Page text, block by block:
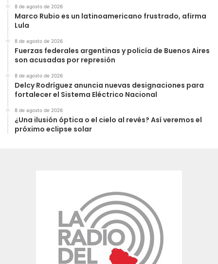
8 de agosto de 2026
Marco Rubio es un latinoamericano frustrado, afirma
Lula
8 de agosto de 2026
Fuerzas federales argentinas y policía de Buenos Aires
son acusadas por represión
8 de agosto de 2026
Delcy Rodríguez anuncia nuevas designaciones para
fortalecer el Sistema Eléctrico Nacional
8 de agosto de 2026
¿Una ilusión óptica o el cielo al revés? Así veremos el
próximo eclipse solar